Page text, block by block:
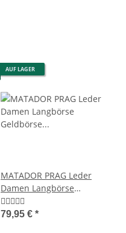
AUF LAGER
MATADOR PRAG Leder
Damen Langbörse
Geldbörse RFID TüV 7
Farben
79,95 € *